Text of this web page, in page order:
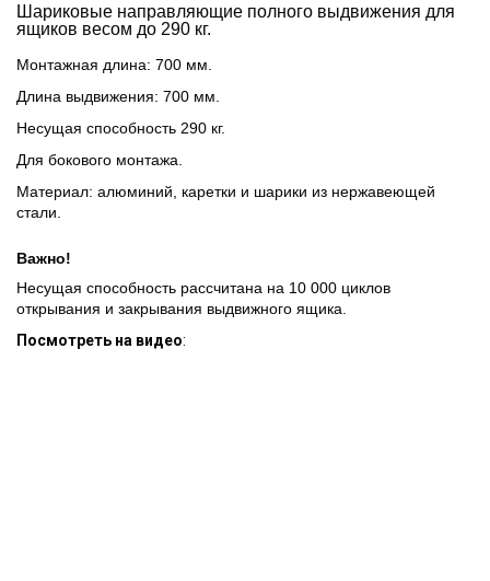
Шариковые направляющие полного выдвижения для
ящиков весом до 290 кг.
Монтажная длина: 700 мм.
Длина выдвижения: 700 мм.
Несущая способность 290 кг.
Для бокового монтажа.
Материал: алюминий, каретки и шарики из нержавеющей
стали.
Важно!
Несущая способность рассчитана на 10 000 циклов
открывания и закрывания выдвижного ящика.
Посмотреть на видео: